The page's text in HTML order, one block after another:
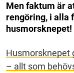
Men faktum är
rengöring, i alla
husmorsknepet!
Husmorsknepet
– allt som